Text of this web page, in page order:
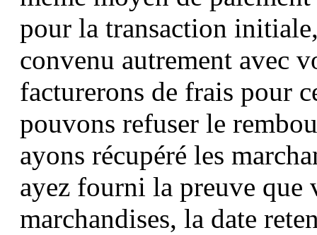
pour la transaction
convenu autrement avec
facturerons de frais pour
pouvons refuser le
ayons récupéré les
ayez fourni la preuve que
marchandises, la date